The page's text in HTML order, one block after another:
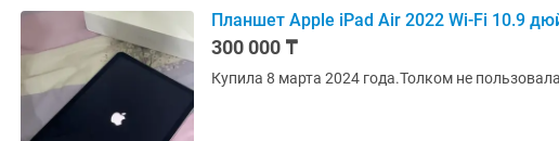
Планшет Apple iPad Air 2022 Wi-Fi 10.9
300 000 ₸
Купила 8 марта 2024 года.Толком не